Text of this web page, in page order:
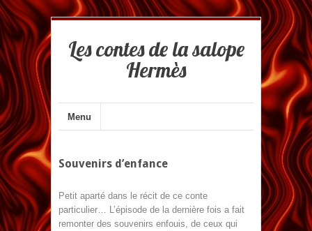
Les contes de la salope
Hermès
Menu
Souvenirs d’enfance
Petit aparté dans le récit de ce conte
particulier… L’épisode de la dernière fois a fait
remonter des souvenirs enfouis, de ceux qui